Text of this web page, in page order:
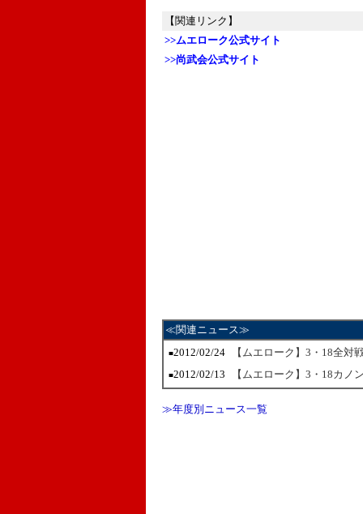
【関連リンク】
>>ムエローク公式サイト
>>尚武会公式サイト
≪関連ニュース≫
■2012/02/24 【ムエローク】3・18全対
■2012/02/13 【ムエローク】3・18カノ
≫年度別ニュース一覧